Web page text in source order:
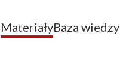
MateriałyBaza wiedzy